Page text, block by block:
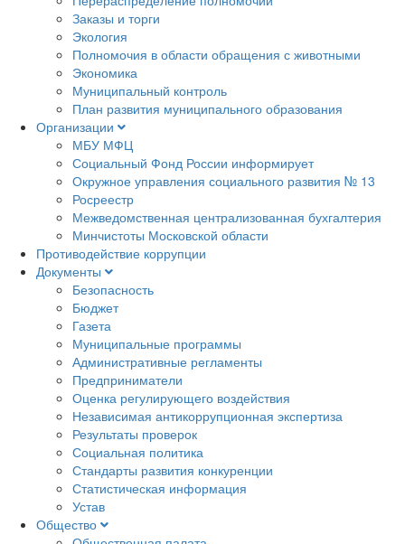
Заказы и торги
Экология
Полномочия в области обращения с животными
Экономика
Муниципальный контроль
План развития муниципального образования
Организации
МБУ МФЦ
Социальный Фонд России информирует
Окружное управления социального развития № 13
Росреестр
Межведомственная централизованная бухгалтерия
Минчистоты Московской области
Противодействие коррупции
Документы
Безопасность
Бюджет
Газета
Муниципальные программы
Административные регламенты
Предприниматели
Оценка регулирующего воздействия
Независимая антикоррупционная экспертиза
Результаты проверок
Социальная политика
Стандарты развития конкуренции
Статистическая информация
Устав
Общество